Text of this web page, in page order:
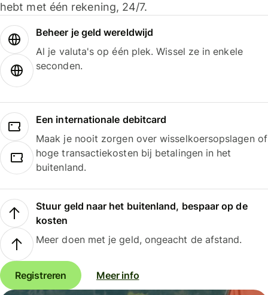
hebt met één rekening, 24/7.
Beheer je geld wereldwijd
Al je valuta's op één plek. Wissel ze in enkele
seconden.
Een internationale debitcard
Maak je nooit zorgen over wisselkoersopslagen of
hoge transactiekosten bij betalingen in het
buitenland.
Stuur geld naar het buitenland, bespaar op de
kosten
Meer doen met je geld, ongeacht de afstand.
Registreren Meer info